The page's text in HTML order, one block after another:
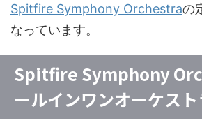
Spitfire Symphony Orchestraの
なっています。
Spitfire Symphony
ールインワンオーケスト